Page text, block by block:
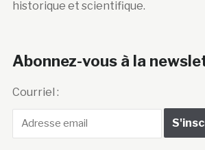
historique et scientifique.
Abonnez-vous à la
Courriel :